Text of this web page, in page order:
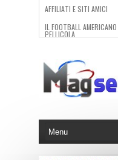
AFFILIATI E SITI AMICI
IL FOOTBALL
PELLICOLA.